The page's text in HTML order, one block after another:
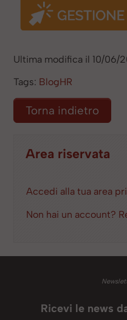
Ultima modifica il 10/06/
Tags: BlogHR
Torna indietro
Area riservata
Accedi alla tua area
Non hai un account?
Ricevi le news